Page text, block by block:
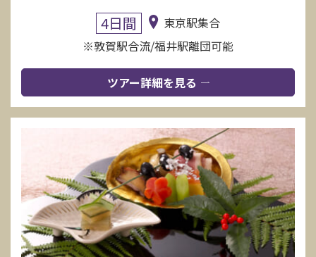
4日間
東京駅集合
※敦賀駅合流/福井駅離団可能
ツアー詳細を見る